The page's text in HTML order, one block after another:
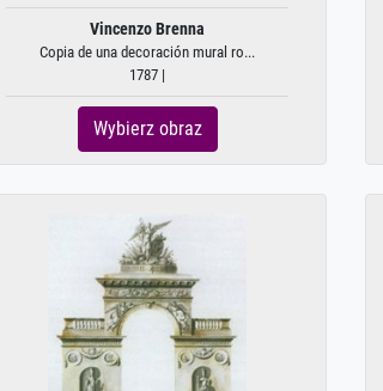
Vincenzo Brenna
Copia de una decoración mural ro...
1787 |
Wybierz obraz